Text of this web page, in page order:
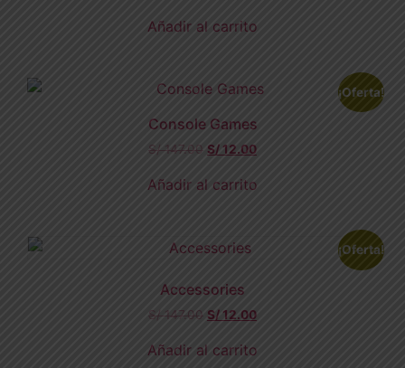
Añadir al carrito
¡Oferta!
Console Games
S/147.00 S/12.00
Añadir al carrito
¡Oferta!
Accessories
S/147.00 S/ 12.00
Añadir al carrito